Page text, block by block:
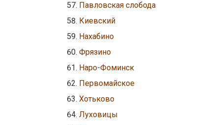
Павловская слобода
Киевский
Нахабино
Фрязино
Наро-Фоминск
Первомайское
Хотьково
Луховицы